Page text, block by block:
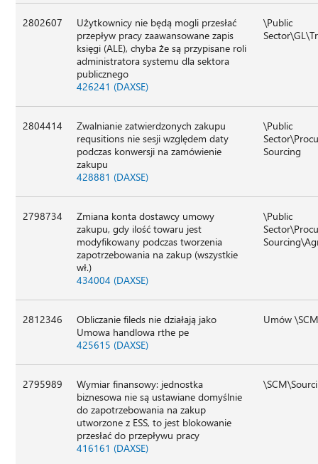
2802607
Użytkownicy nie będą mogli przesłać
przepływ pracy zaawansowane zapis
księgi (ALE), chyba że są przypisane roli
administratora systemu dla sektora
publicznego
426241 (DAXSE)
\Public
2804414
Zwalnianie zatwierdzonych zakupu
requsitions nie sesji względem daty
podczas konwersji na zamówienie
zakupu
428881 (DAXSE)
\Public
Sourcing
2798734
Zmiana konta dostawcy umowy
zakupu, gdy ilość towaru jest
modyfikowany podczas tworzenia
zapotrzebowania na zakup (wszystkie
wł.)
434004 (DAXSE)
\Public
2812346
Obliczanie fileds nie działają jako
Umowa handlowa rthe pe
425615 (DAXSE)
Umów
2795989
Wymiar finansowy: jednostka
biznesowa nie są ustawiane domyślnie
do zapotrzebowania na zakup
utworzone z ESS, to jest blokowanie
przesłać do przepływu pracy
416161 (DAXSE)